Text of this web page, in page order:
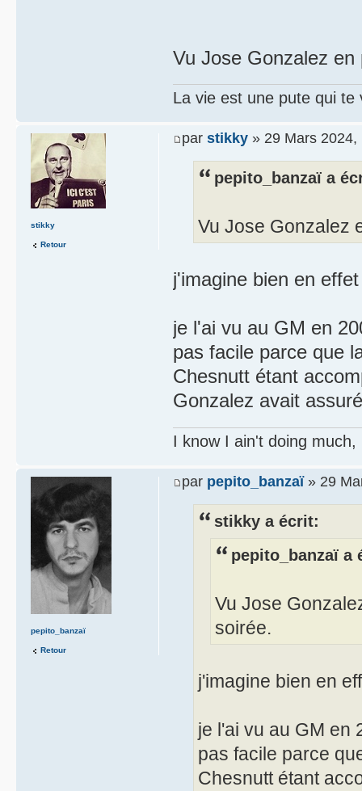
Vu Jose Gonzalez
La vie est une pute qui te
par stikky » 29 Mars 2024,
pepito_banzaï a
Vu Jose Gonzalez
j'imagine bien en
je l'ai vu au GM en
pas facile parce que
Chesnutt étant
Gonzalez avait
I know I ain't doing
stikky
Retour
par pepito_banzaï» 29
stikky a écrit:
pepito_banzaï a
Vu Jose
soirée.
j'imagine bien en
je l'ai vu au GM en
pas facile parce
Chesnutt étant
pepito_banzaï
Retour